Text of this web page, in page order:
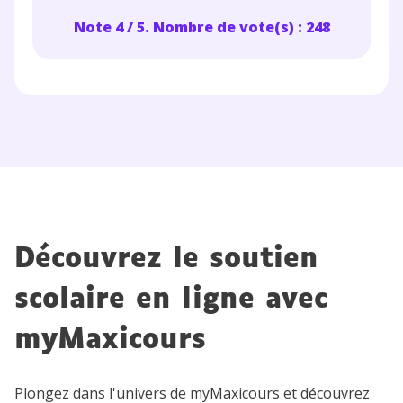
Note 4 / 5. Nombre de vote(s) : 248
Découvrez le soutien
scolaire en ligne avec
myMaxicours
Plongez dans l'univers de myMaxicours et découvrez